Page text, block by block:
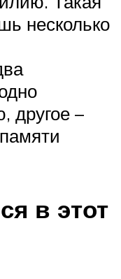
несколько
другое –
в этот